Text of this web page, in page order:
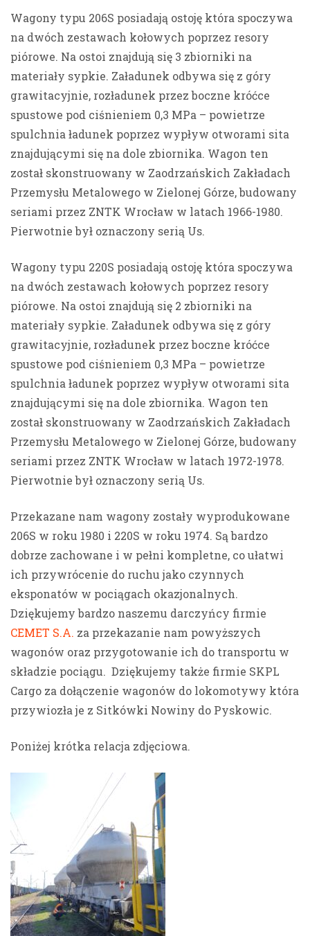
Wagony typu 206S posiadają ostoję która spoczywa
na dwóch zestawach kołowych poprzez resory
piórowe. Na ostoi znajdują się 3 zbiorniki na
materiały sypkie. Załadunek odbywa się z góry
grawitacyjnie, rozładunek przez boczne króćce
spustowe pod ciśnieniem 0,3 MPa – powietrze
spulchnia ładunek poprzez wypływ otworami sita
znajdującymi się na dole zbiornika. Wagon ten
został skonstruowany w Zaodrzańskich Zakładach
Przemysłu Metalowego w Zielonej Górze, budowany
seriami przez ZNTK Wrocław w latach 1966-1980.
Pierwotnie był oznaczony serią Us.
Wagony typu 220S posiadają ostoję która spoczywa
na dwóch zestawach kołowych poprzez resory
piórowe. Na ostoi znajdują się 2 zbiorniki na
materiały sypkie. Załadunek odbywa się z góry
grawitacyjnie, rozładunek przez boczne króćce
spustowe pod ciśnieniem 0,3 MPa – powietrze
spulchnia ładunek poprzez wypływ otworami sita
znajdującymi się na dole zbiornika. Wagon ten
został skonstruowany w Zaodrzańskich Zakładach
Przemysłu Metalowego w Zielonej Górze, budowany
seriami przez ZNTK Wrocław w latach 1972-1978.
Pierwotnie był oznaczony serią Us.
Przekazane nam wagony zostały wyprodukowane
206S w roku 1980 i 220S w roku 1974. Są bardzo
dobrze zachowane i w pełni kompletne, co ułatwi
ich przywrócenie do ruchu jako czynnych
eksponatów w pociągach okazjonalnych.
Dziękujemy bardzo naszemu darczyńcy firmie
CEMET S.A. za przekazanie nam powyższych
wagonów oraz przygotowanie ich do transportu w
składzie pociągu. Dziękujemy także firmie SKPL
Cargo za dołączenie wagonów do lokomotywy która
przywiozła je z Sitkówki Nowiny do Pyskowic.
Poniżej krótka relacja zdjęciowa.